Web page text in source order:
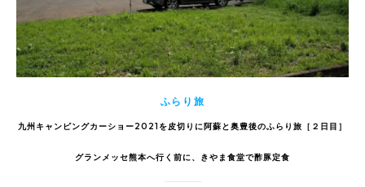
ふらり旅
九州キャンピングカーショー2021を皮切りに阿蘇と奥豊後のふらり旅［２日目］
グランメッセ熊本へ行く前に、きやま食堂で酢豚定食